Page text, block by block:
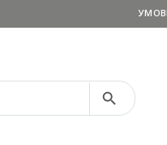
Search Button